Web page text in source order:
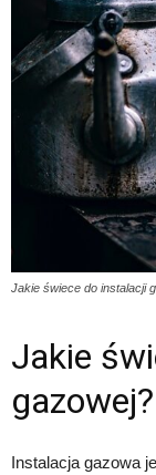
Jakie świece do instalacji
Jakie
gazowej?
Instalacja gazowa